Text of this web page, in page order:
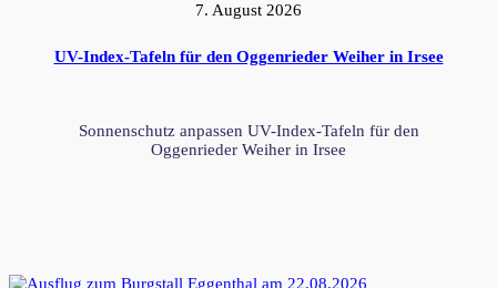
7. August 2026
UV-Index-Tafeln für den Oggenrieder Weiher in Irsee
Sonnenschutz anpassen UV-Index-Tafeln für den
Oggenrieder Weiher in Irsee